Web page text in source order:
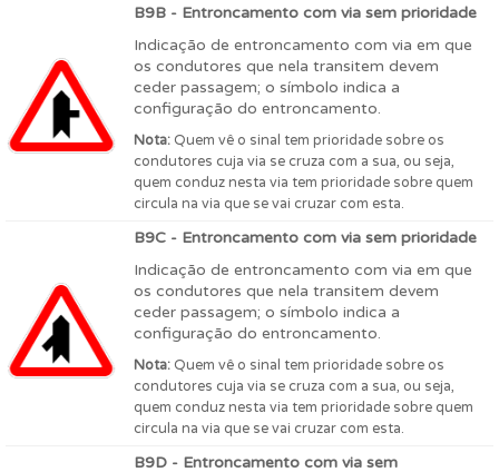
B9B - Entroncamento com via sem prioridade
Indicação de entroncamento com via em que
os condutores que nela transitem devem
ceder passagem; o símbolo indica a
configuração do entroncamento.
Nota: Quem vê o sinal tem prioridade sobre os
condutores cuja via se cruza com a sua, ou seja,
quem conduz nesta via tem prioridade sobre quem
circula na via que se vai cruzar com esta.
B9C - Entroncamento com via sem prioridade
Indicação de entroncamento com via em que
os condutores que nela transitem devem
ceder passagem; o símbolo indica a
configuração do entroncamento.
Nota: Quem vê o sinal tem prioridade sobre os
condutores cuja via se cruza com a sua, ou seja,
quem conduz nesta via tem prioridade sobre quem
circula na via que se vai cruzar com esta.
B9D - Entroncamento com via sem